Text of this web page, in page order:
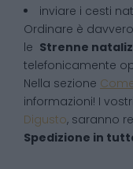
inviare i cesti
Ordinare è
le Strenne
telefonicamente
Nella sezione
informazioni! I vostri
Digusto, saranno
Spedizione in